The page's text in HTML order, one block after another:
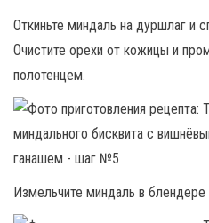
Откиньте миндаль на дуршлаг и
Очистите орехи от кожицы и
полотенцем.
Измельчите миндаль в